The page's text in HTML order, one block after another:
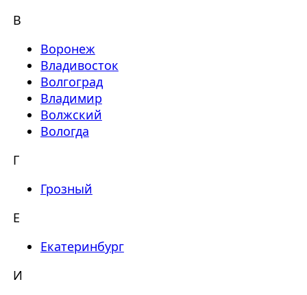
В
Воронеж
Владивосток
Волгоград
Владимир
Волжский
Вологда
Г
Грозный
Е
Екатеринбург
И